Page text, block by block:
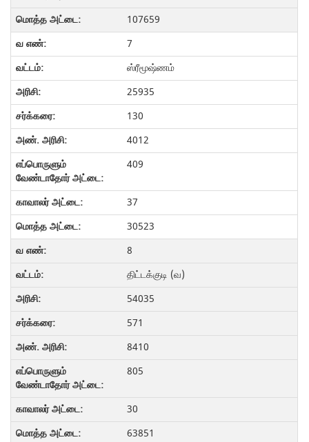
107659
7
ஸ்ரீமூஷ்ணம்
25935
130
4012
409
37
30523
8
திட்டக்குடி (வ)
54035
571
8410
805
30
63851